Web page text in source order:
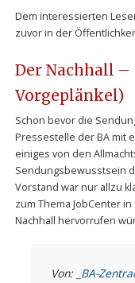
Dem interessierten
zuvor in der
Der Nachhall –
Vorgeplänkel)
Schon bevor die
Pressestelle der BA mit
einiges von den
Sendungsbewusstsein
Vorstand war nur allzu
zum Thema JobCenter
Nachhall hervorrufen
Von: _ BA-